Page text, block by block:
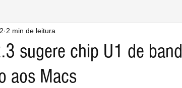
sugere chip U1 de
aos Macs
2 min de leitura